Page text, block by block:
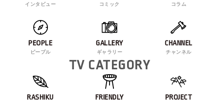
インタビュー コミック コラム
PEOPLE
ピープル
GALLERY
ギャラリー
CHANNEL
チャンネル
TV CATEGORY
RASHIKU FRIENDLY PROJECT